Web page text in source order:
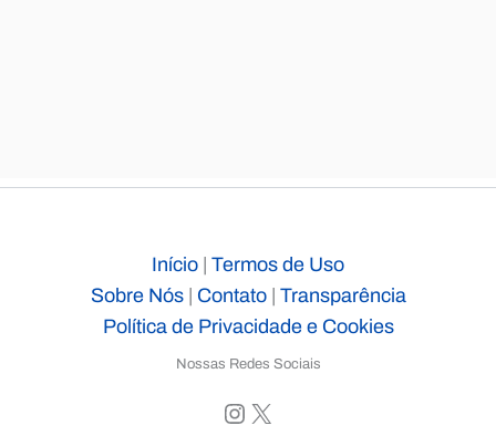
Início Termos de Uso
Sobre Nós| Contato| Transparência
Política de Privacidade e Cookies
Nossas Redes Sociais
Instagram
X